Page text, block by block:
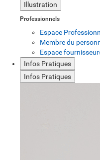
Illustration
Professionnels
Espace
Membre du
Espace
Infos Pratiques
Infos Pratiques